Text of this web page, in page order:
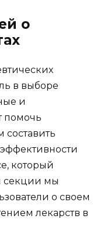
о
в выборе
и
помочь
который
секции мы
о своем
лекарств в